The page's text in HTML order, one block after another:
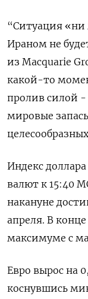
“Ситуация
Ираном не
из Macquarie
какой-то
пролив силой
мировые
Индекс
валют к 15:40
накануне
апреля. В
максимуме с
Евро вырос на
коснувшись